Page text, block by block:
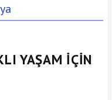
YAŞAM İÇİN